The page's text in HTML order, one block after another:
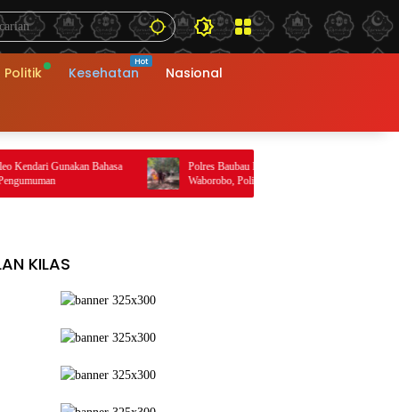
Politik Kesehatan Nasional
Bahasa
Polres Baubau Musnahkan Arena Sabung Ayam di
Waborobo, Polisi Buru Pelaku
KILAS